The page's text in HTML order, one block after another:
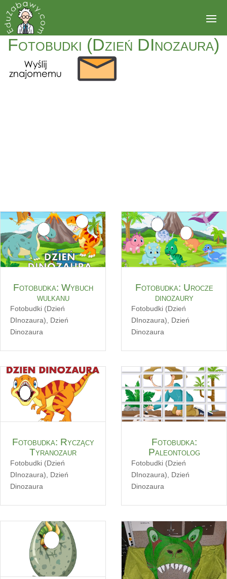
Fotobudki (Dzień DInozaura)
Fotobudka: Wybuch
wulkanu
Fotobudki (Dzień
DInozaura)
Dzień
Dinozaura
Fotobudka: Urocze
dinozaury
Fotobudki (Dzień
DInozaura)
Dzień
Dinozaura
Fotobudka: Ryczący
Tyranozaur
Fotobudki (Dzień
DInozaura), Dzień
Dinozaura
Fotobudka:
Paleontolog
Fotobudki (Dzień
DInozaura), Dzień
Dinozaura